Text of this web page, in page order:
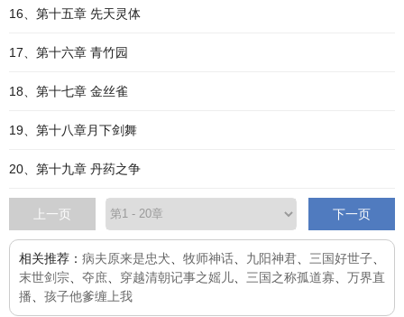
16、第十五章 先天灵体
17、第十六章 青竹园
18、第十七章 金丝雀
19、第十八章月下剑舞
20、第十九章 丹药之争
上一页 下一页
相关推荐： 病夫原来是忠犬 牧师神话 九阳神君 三国好世子
末世剑宗
夺庶 穿越清朝记事之媱儿 三国之称孤道寡
万界直
播
孩子他爹缠上我